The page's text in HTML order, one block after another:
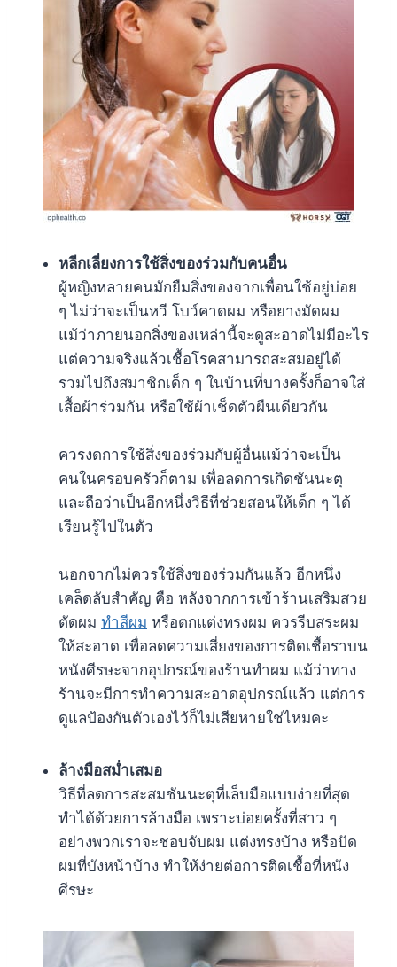
หลีกเลี่ยงการใช้สิ่งของร่วมกับคนอื่น
ผู้หญิงหลายคนมักยืมสิ่งของจากเพื่อนใช้อยู่บ่อย
ๆ ไม่ว่าจะเป็นหวี โบว์คาดผม หรือยางมัดผม
แม้ว่าภายนอกสิ่งของเหล่านี้จะดูสะอาดไม่มีอะไร
แต่ความจริงแล้วเชื้อโรคสามารถสะสมอยู่ได้
รวมไปถึงสมาชิกเด็ก ๆ ในบ้านที่บางครั้งก็อาจใส่
เสื้อผ้าร่วมกัน หรือใช้ผ้าเช็ดตัวผืนเดียวกัน
ควรงดการใช้สิ่งของร่วมกับผู้อื่นแม้ว่าจะเป็น
คนในครอบครัวก็ตาม เพื่อลดการเกิดชันนะตุ
และถือว่าเป็นอีกหนึ่งวิธีที่ช่วยสอนให้เด็ก ๆ ได้
เรียนรู้ไปในตัว
นอกจากไม่ควรใช้สิ่งของร่วมกันแล้ว อีกหนึ่ง
เคล็ดลับสำคัญ คือ หลังจากการเข้าร้านเสริมสวย
ตัดผม ทำสีผม หรือตกแต่งทรงผม ควรรีบสระผม
ให้สะอาด เพื่อลดความเสี่ยงของการติดเชื้อราบน
หนังศีรษะจากอุปกรณ์ของร้านทำผม แม้ว่าทาง
ร้านจะมีการทำความสะอาดอุปกรณ์แล้ว แต่การ
ดูแลป้องกันตัวเองไว้ก็ไม่เสียหายใช่ไหมคะ
ล้างมือสม่ำเสมอ
วิธีที่ลดการสะสมชันนะตุที่เล็บมือแบบง่ายที่สุด
ทำได้ด้วยการล้างมือ เพราะบ่อยครั้งที่สาว ๆ
อย่างพวกเราจะชอบจับผม แต่งทรงบ้าง หรือปัด
ผมที่บังหน้าบ้าง ทำให้ง่ายต่อการติดเชื้อที่หนัง
ศีรษะ